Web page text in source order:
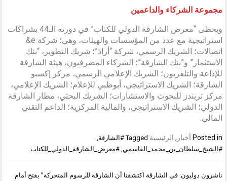
مجموعة الشركاء والداعمين
ويحظى “معرض الشارقة الدولي للكتاب” في دورته الـ44 بشراكات
استراتيجية مع عدد من المؤسسات والهيئات، وهي؛ شركة e&
اتصالات؛ الشريك الرسمي، شركة “أرادَ”؛ شريك التطوير، “بنك
الاستثمار” و”بنك الشارقة”؛ الشركاء المصرفيون، هيئة الشارقة
للإذاعة والتلفزيون؛ الشريك الإعلامي الرسمي، مركز إكسبو
الشارقة؛ الشريك الاستراتيجي، أبوظبي للإعلام؛ الشريك الإعلامي،
مركز تريندز للبحوث والاستشارات؛ الشريك البحثي، مطار الشارقة
الدولي؛ الشريك الاستراتيجي، والمالية المركزية؛ الداعم التقني
المالي.
Posted in أخبار , الرئيسية Tagged #الشارقة
#الشيخ_سلطان_بن_محمد_القاسمي ,#معرض_الشارقة_الدولي_للكتاب
تصفّح
الشارقة للرسوم المتحركة” يفتح أمام ناشرون دوليون: في الشارقة اكتشفنا أن